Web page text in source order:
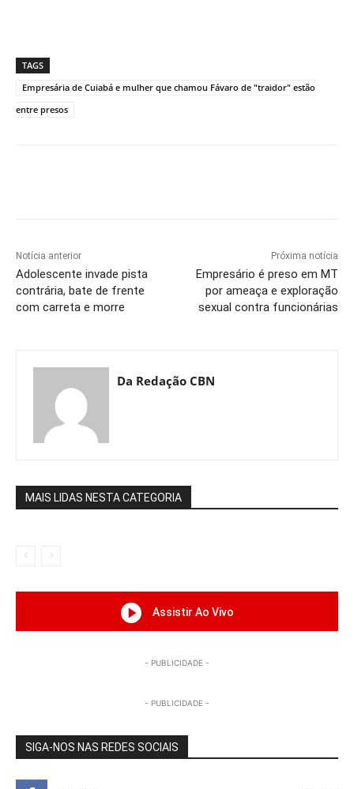
TAGS
Empresária de Cuiabá e mulher que chamou Fávaro de "traidor" estão
entre presos
Notícia anterior
Adolescente invade pista
contrária, bate de frente
com carreta e morre
Próxima notícia
Empresário é preso em MT
por ameaça e exploração
sexual contra funcionárias
Da Redação CBN
MAIS LIDAS NESTA CATEGORIA
Assistir Ao Vivo
- PUBLICIDADE -
- PUBLICIDADE -
SIGA-NOS NAS REDES SOCIAIS